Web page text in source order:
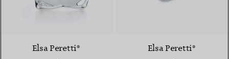
Elsa Peretti® Elsa Peretti®